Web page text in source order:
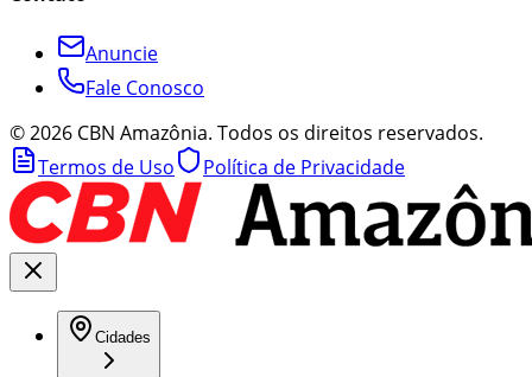
Anuncie
Fale Conosco
©2026 CBN Amazônia. Todos os direitos reservados.
Termos de Uso
Política de Privacidade
Cidades